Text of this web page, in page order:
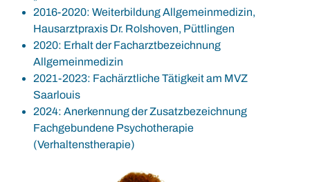
2016-2020: Weiterbildung Allgemeinmedizin,
Hausarztpraxis Dr. Rolshoven, Püttlingen
2020: Erhalt der Facharztbezeichnung
Allgemeinmedizin
2021-2023: Fachärztliche Tätigkeit am MVZ
Saarlouis
2024: Anerkennung der Zusatzbezeichnung
Fachgebundene Psychotherapie
(Verhaltenstherapie)